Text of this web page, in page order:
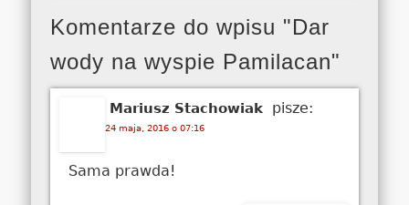
Komentarze do wpisu "Dar
wody na wyspie Pamilacan"
Mariusz Stachowiak pisze:
24 maja, 2016 o 07:16
Sama prawda!